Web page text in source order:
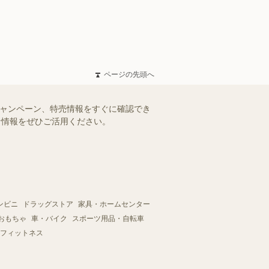
ページの先頭へ
ンペーン、特売情報をすぐに確認でき
報をぜひご活用ください。
ビニ ドラッグストア
家具・ホームセンター
もちゃ
車・バイク
スポーツ用品・自転車
ィットネス